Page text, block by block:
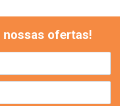
nossas ofertas!